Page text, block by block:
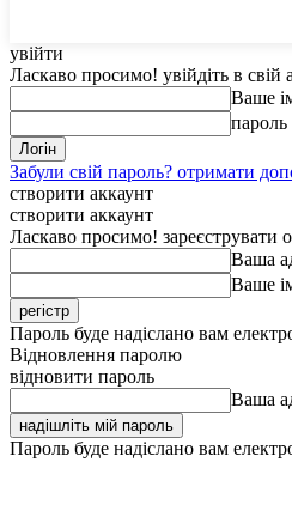
увійти
Ласкаво просимо! увійдіть в свій
Ваше
пароль
Забули свій пароль? отримати
створити аккаунт
створити аккаунт
Ласкаво просимо! зареєструвати
Ваша
Ваше
Пароль буде надіслано вам
Відновлення паролю
відновити пароль
Ваша
Пароль буде надіслано вам